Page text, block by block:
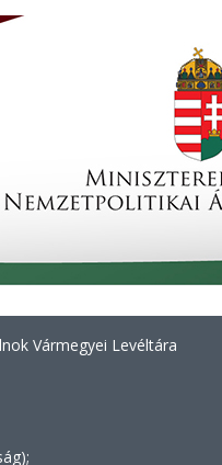
Vármegyei Levéltára